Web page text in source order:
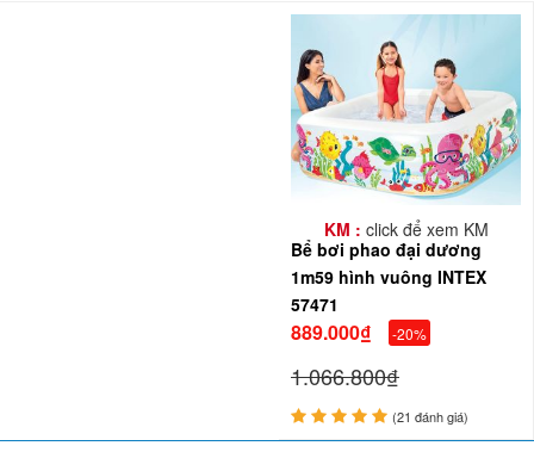
KM : click để xem KM
Bể bơi phao đại dương
1m59 hình vuông INTEX
57471
889.000₫ -20%
1.066.800₫
(21 đánh giá)